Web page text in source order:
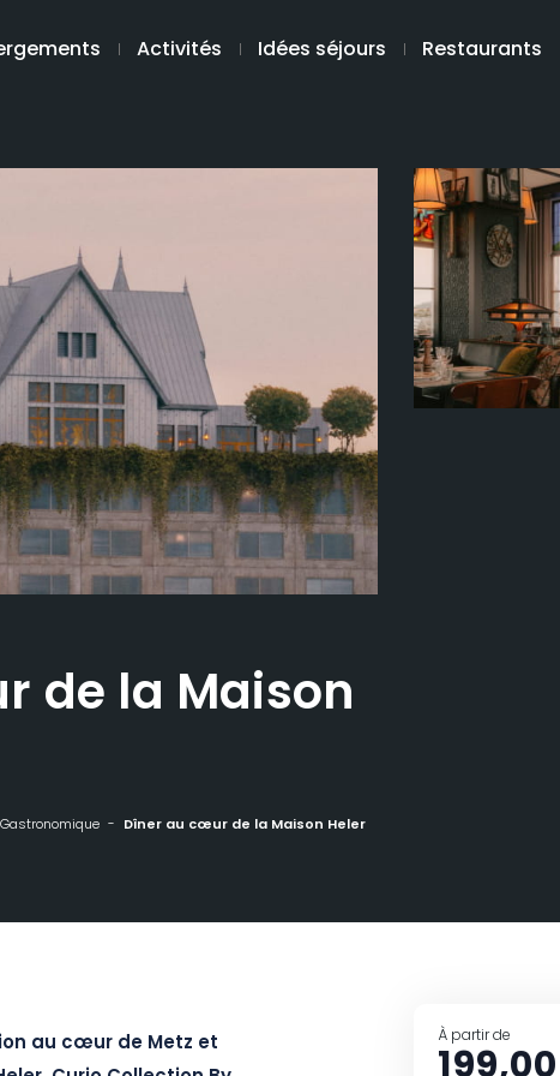
Activités Idées séjours Restaurants
de la Maison
Gastronomique Dîner au cœur de la Maison Heler
au cœur de Metz et
À partir de